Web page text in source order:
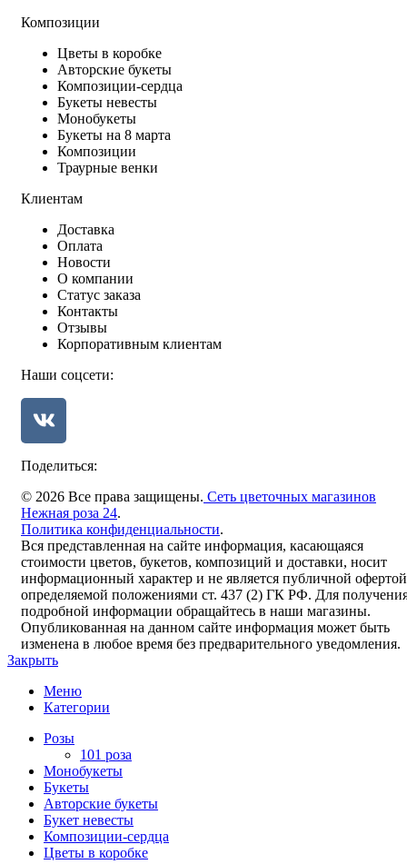
Композиции
Цветы в коробке
Авторские букеты
Композиции-сердца
Букеты невесты
Монобукеты
Букеты на 8 марта
Композиции
Траурные венки
Клиентам
Доставка
Оплата
Новости
О компании
Статус заказа
Контакты
Отзывы
Корпоративным клиентам
Наши соцсети:
Поделиться:
© 2026 Все права защищены. Сеть цветочных магазинов
Нежная роза 24.
Политика конфиденциальности.
Вся представленная на сайте информация, касающаяся
стоимости цветов, букетов, композиций и доставки, носит
информационный характер и не является публичной
определяемой положениями ст. 437 (2) ГК РФ. Для
подробной информации обращайтесь в наши магазины.
Опубликованная на данном сайте информация может быть
изменена в любое время без предварительного уведомления.
Закрыть
Меню
Категории
Розы
101 роза
Монобукеты
Букеты
Авторские букеты
Букет невесты
Композиции-сердца
Цветы в коробке